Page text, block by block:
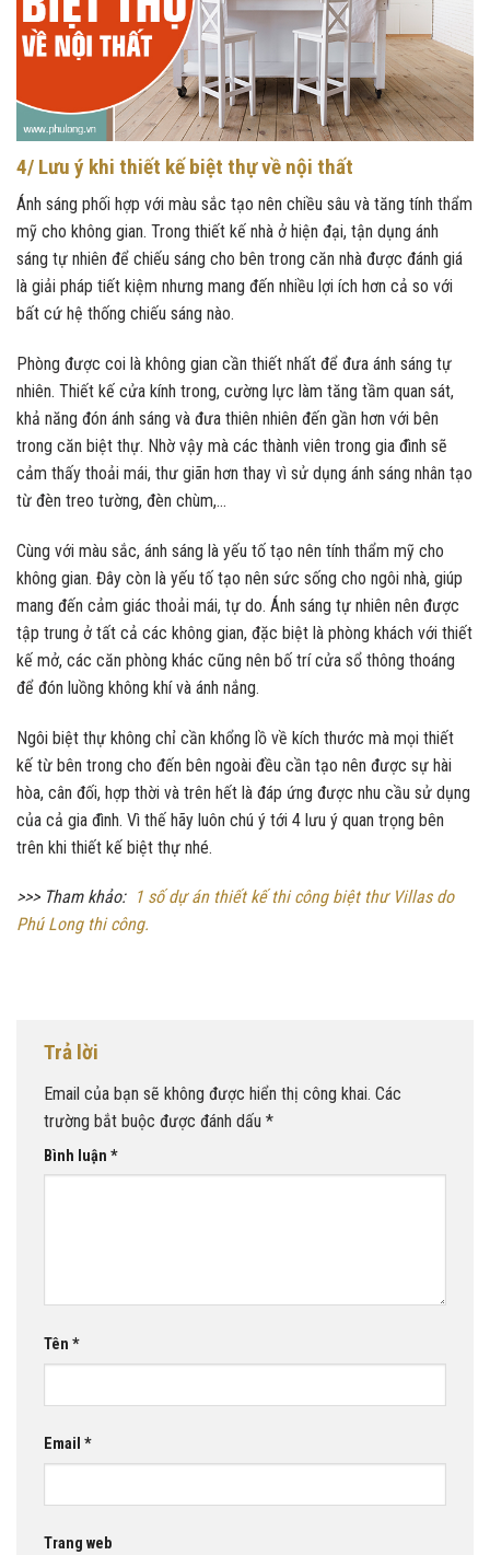
4/ Lưu ý khi thiết kế biệt thự về nội thất
Ánh sáng phối hợp với màu sắc tạo nên chiều sâu và tăng tính thẩm
mỹ cho không gian. Trong thiết kế nhà ở hiện đại, tận dụng ánh
sáng tự nhiên để chiếu sáng cho bên trong căn nhà được đánh giá
là giải pháp tiết kiệm nhưng mang đến nhiều lợi ích hơn cả so với
bất cứ hệ thống chiếu sáng nào.
Phòng được coi là không gian cần thiết nhất để đưa ánh sáng tự
nhiên. Thiết kế cửa kính trong, cường lực làm tăng tầm quan sát,
khả năng đón ánh sáng và đưa thiên nhiên đến gần hơn với bên
trong căn biệt thự. Nhờ vậy mà các thành viên trong gia đình sẽ
cảm thấy thoải mái, thư giãn hơn thay vì sử dụng ánh sáng nhân tạo
từ đèn treo tường, đèn chùm,…
Cùng với màu sắc, ánh sáng là yếu tố tạo nên tính thẩm mỹ cho
không gian. Đây còn là yếu tố tạo nên sức sống cho ngôi nhà, giúp
mang đến cảm giác thoải mái, tự do. Ánh sáng tự nhiên nên được
tập trung ở tất cả các không gian, đặc biệt là phòng khách với thiết
kế mở, các căn phòng khác cũng nên bố trí cửa sổ thông thoáng
để đón luồng không khí và ánh nắng.
Ngôi biệt thự không chỉ cần khổng lồ về kích thước mà mọi thiết
kế từ bên trong cho đến bên ngoài đều cần tạo nên được sự hài
hòa, cân đối, hợp thời và trên hết là đáp ứng được nhu cầu sử dụng
của cả gia đình. Vì thế hãy luôn chú ý tới 4 lưu ý quan trọng bên
trên khi thiết kế biệt thự nhé.
>>> Tham khảo: 1 số dự án thiết kế thi công biệt thư Villas do
Phú Long thi công.
Trả lời
Email của bạn sẽ không được hiển thị công khai. Các
trường bắt buộc được đánh dấu *
Bình luận *
Tên *
Email *
Trang web